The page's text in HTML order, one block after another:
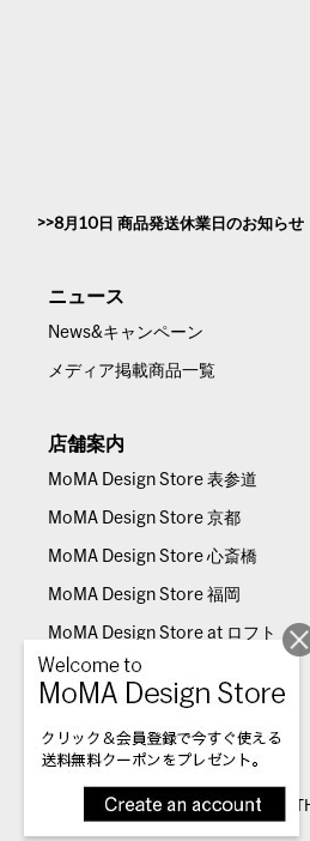
8月10日 商品発送休業日のお知らせ
ニュース
News&キャンペーン
メディア掲載商品一覧
店舗案内
MoMA Design Store 表参道
MoMA Design Store 京都
MoMA Design Store 心斎橋
MoMA Design Store 福岡
MoMA Design Store at ロフト
©